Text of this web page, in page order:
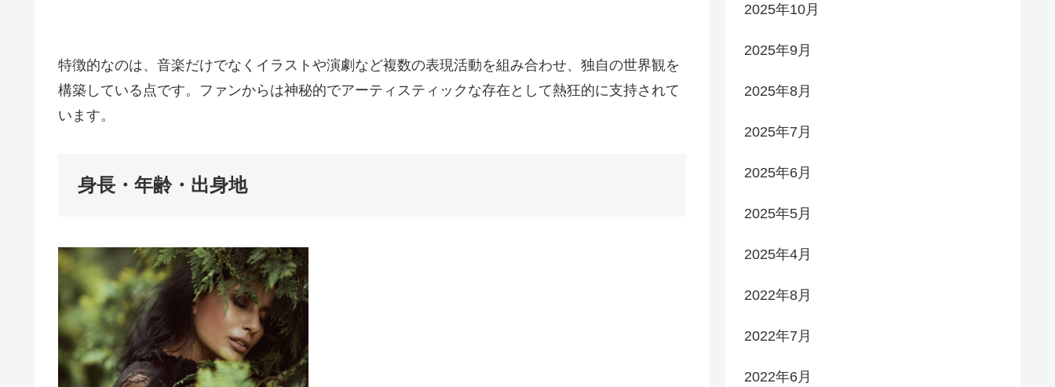
特徴的なのは、音楽だけでなくイラストや演劇など複数の表現活動を組み合わせ、独自の世界観を
構築している点です。ファンからは神秘的でアーティスティックな存在として熱狂的に支持されて
います。
身長・年齢・出身地
2025年10月
2025年9月
2025年8月
2025年7月
2025年6月
2025年5月
2025年4月
2022年8月
2022年7月
2022年6月